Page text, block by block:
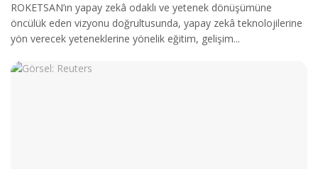
ROKETSAN’ın yapay zekâ odaklı ve yetenek dönüşümüne
öncülük eden vizyonu doğrultusunda, yapay zekâ teknolojilerine
yön verecek yeteneklerine yönelik eğitim, gelişim...